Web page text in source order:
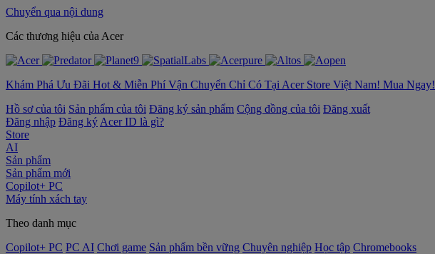
Chuyển qua nội dung
‌Các thương hiệu của Acer
Khám Phá Ưu Đãi Hot & Miễn Phí Vận Chuyển Chỉ Có Tại Acer Store Việt Nam! Mua Ngay!
Hồ sơ của tôi Sản phẩm của tôi Đăng ký sản phẩm Cộng đồng của tôi Đăng xuất
Đăng nhập Đăng ký Acer ID là gì?
Store
AI
Sản phẩm
Sản phẩm mới
Copilot+ PC
Máy tính xách tay
Theo danh mục
Copilot+ PC PC AI Chơi game Sản phẩm bền vững Chuyên nghiệp Học tập Chromebooks